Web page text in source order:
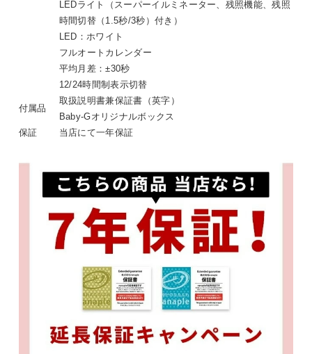
LEDライト（スーパーイルミネーター、残照機能、残照
時間切替（1.5秒/3秒）付き）
LED：ホワイト
フルオートカレンダー
平均月差：±30秒
12/24時間制表示切替
付属品
取扱説明書兼保証書（英字）
Baby-Gオリジナルボックス
保証
当店にて一年保証